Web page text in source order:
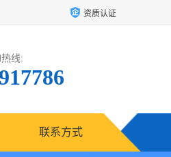
资质认证
线:
联系方式